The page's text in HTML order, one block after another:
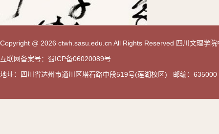
Copyright @ 2026 ctwh.sasu.edu.cn All Rights Reserved 四川文理学
互联网备案号：蜀ICP备06020089号
地址：四川省达州市通川区塔石路中段519号(莲湖校区) 邮编：